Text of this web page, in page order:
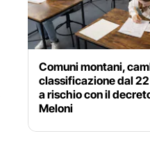
Comuni montani,
classificazione dal
a rischio con il
Meloni